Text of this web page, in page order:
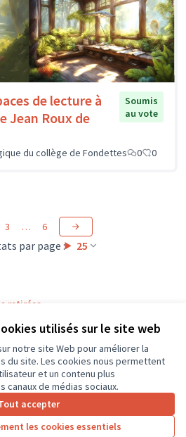
utilisés sur le site web
notre site Web pour améliorer la
du site. Les cookies nous permettent
et un contenu plus
canaux de médias sociaux.
accepter
les cookies essentiels
de lecture à
Jean Roux de
Soumis
au vote
du collège de Fondettes 0 0
par page : 25
3 … 6
retirées